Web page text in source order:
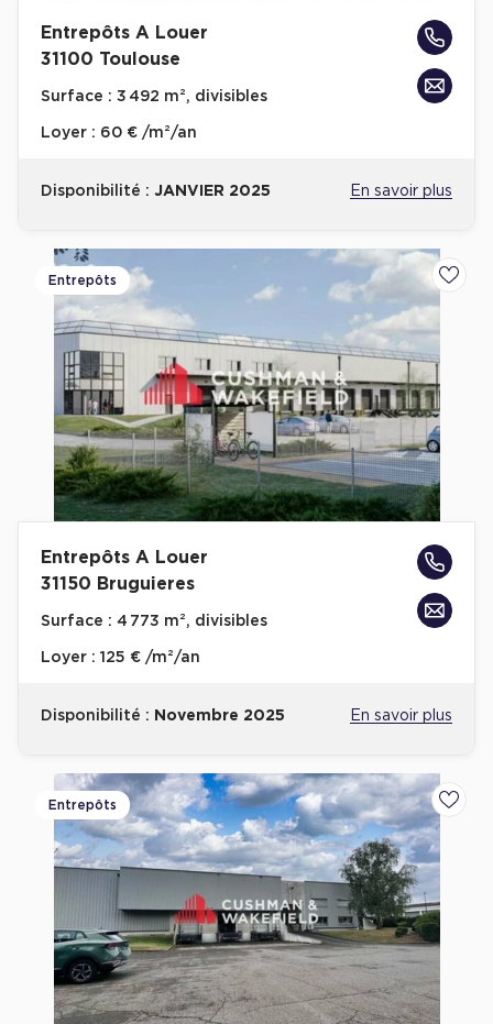
Entrepôts A Louer
31100 Toulouse
Surface : 3 492 m², divisibles
Loyer : 60 € /m²/an
Disponibilité : JANVIER 2025 En savoir plus
Entrepôts
Entrepôts A Louer
31150 Bruguieres
Surface : 4 773 m², divisibles
Loyer : 125 € /m²/an
Disponibilité : Novembre 2025 En savoir plus
Entrepôts